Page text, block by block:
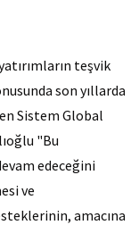
teşvik
son yıllarda
Sistem Global
"Bu
edeceğini
ve
amacına